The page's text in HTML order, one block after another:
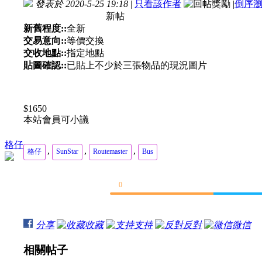
格仔
發表於 2020-5-25 19:18 | 只看該作者 |倒序
新帖
新舊程度::全新
交易意向::等價交換
交收地點::指定地點
貼圖確認::已貼上不少於三張物品的現況圖片
$1650
本站會員可小議
格仔 , SunStar , Routemaster , Bus
0
分享 收藏 支持 反對 微信
相關帖子